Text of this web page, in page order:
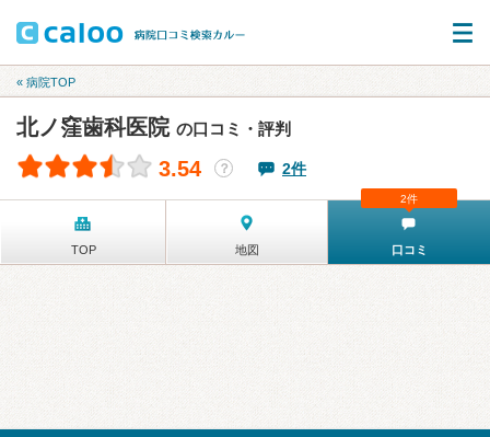
« 病院TOP
北ノ窪歯科医院 の口コミ・評判
3.54 ？ 2件
TOP 地図 口コミ
2件